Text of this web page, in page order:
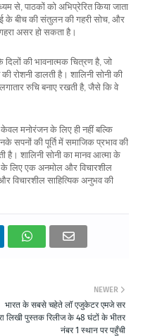
से, पाठकों को अभिप्रेरित किया जाता
के बीच की संतुलन की गहरी सोच, और
असर हो सकता है।
दिलों की भावनात्मक चित्रण है, जो
की रोशनी डालती है। शालिनी सोनी की
लगातार रुचि बनाए रखती है, जैसे कि वे
केवल मनोरंजन के लिए ही नहीं बल्कि
सपनों की पूर्ति में समाजिक प्रभाव की
है। शालिनी सोनी का मानव आत्मा के
के लिए एक अनमोल और विचारशील
विचारशील साहित्यिक अनुभव की
NEWER
भारत के सबसे चहेते लॉ एजुकेटर एमजे सर
लिखी पुस्तक रिलीज के 48 घंटों के भीतर
नंबर 1 स्थान पर पहुँची